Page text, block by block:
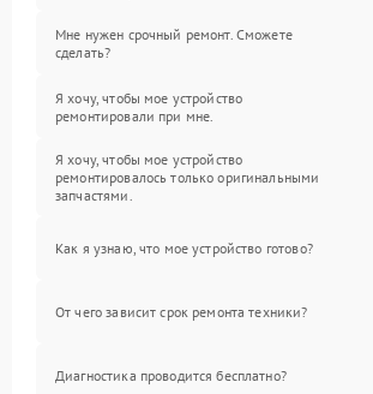
Мне нужен срочный ремонт. Сможете
сделать?
Я хочу, чтобы мое устройство
ремонтировали при мне.
Я хочу, чтобы мое устройство
ремонтировалось только оригинальными
запчастями.
Как я узнаю, что мое устройство готово?
От чего зависит срок ремонта техники?
Диагностика проводится бесплатно?